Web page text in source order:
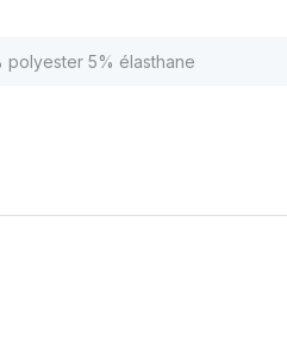
polyester 5% élasthane